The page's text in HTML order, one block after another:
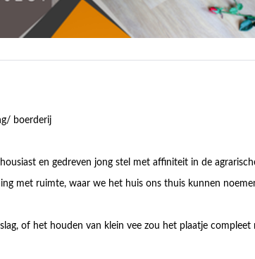
boerderij
en gedreven jong stel met affiniteit in de
met ruimte, waar we het huis ons thuis kunnen
of het houden van klein vee zou het plaatje